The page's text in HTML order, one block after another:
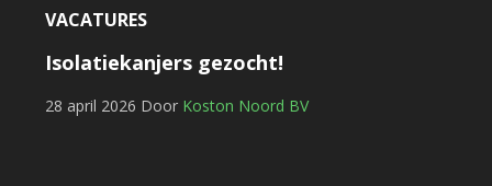
VACATURES
Isolatiekanjers gezocht!
28 april 2026 Door Koston Noord BV